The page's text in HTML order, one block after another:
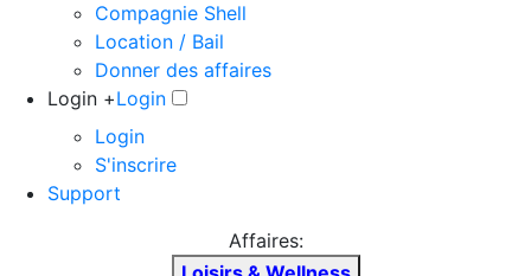
Compagnie Shell
Location / Bail
Donner des affaires
Login +Login
Login
S'inscrire
Support
Affaires: